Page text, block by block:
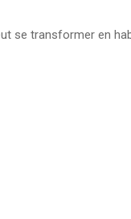
se transformer en